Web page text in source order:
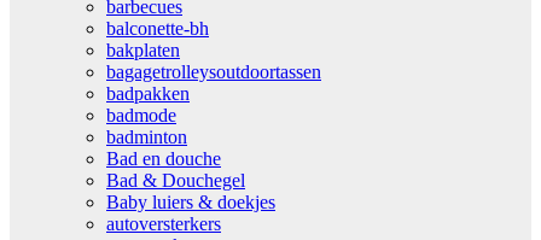
barbecues
balconette-bh
bakplaten
bagagetrolleysoutdoortassen
badpakken
badmode
badminton
Bad en douche
Bad & Douchegel
Baby luiers & doekjes
autoversterkers